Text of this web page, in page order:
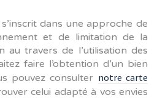
dans une approche de
et de limitation de la
au travers de l’utilisation des
faire l’obtention d’un bien
pouvez consulter notre carte
celui adapté à vos envies